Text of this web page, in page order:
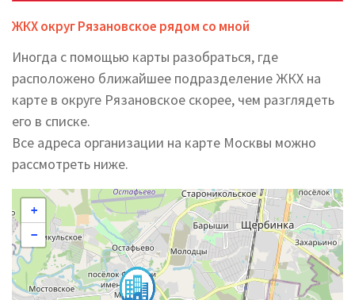
ЖКХ округ Рязановское рядом со мной
Иногда с помощью карты разобраться, где
расположено ближайшее подразделение ЖКХ на
карте в округе Рязановское скорее, чем разглядеть
его в списке.
Все адреса организации на карте Москвы можно
рассмотреть ниже.
+
−